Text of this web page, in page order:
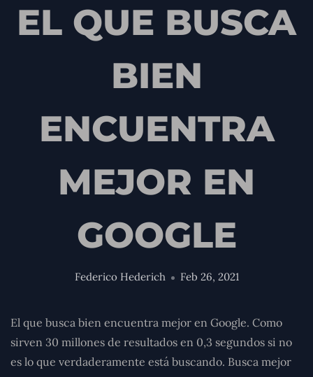
EL QUE BUSCA
BIEN
ENCUENTRA
MEJOR EN
GOOGLE
Federico Hederich Feb 26, 2021
El que busca bien encuentra mejor en Google. Como
sirven 30 millones de resultados en 0,3 segundos si no
es lo que verdaderamente está buscando. Busca mejor